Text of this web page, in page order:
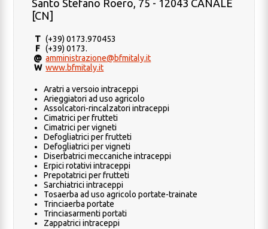
Santo Stefano Roero, 75 - 12043 CANALE
[CN]
T (+39) 0173.970453
F (+39) 0173.
@ amministrazione@bfmitaly.it
W www.bfmitaly.it
Aratri a versoio intraceppi
Arieggiatori ad uso agricolo
Assolcatori-rincalzatori intraceppi
Cimatrici per frutteti
Cimatrici per vigneti
Defogliatrici per frutteti
Defogliatrici per vigneti
Diserbatrici meccaniche intraceppi
Erpici rotativi intraceppi
Prepotatrici per frutteti
Sarchiatrici intraceppi
Tosaerba ad uso agricolo portate-trainate
Trinciaerba portate
Trinciasarmenti portati
Zappatrici intraceppi